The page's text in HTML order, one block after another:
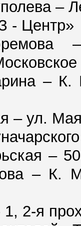
–
- Центр»
–
– ул.
–
– К.
2-я